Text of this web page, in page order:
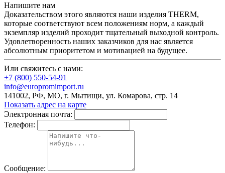
Напишите нам
Доказательством этого являются наши изделия THERM,
которые соответствуют всем положениям норм, а каждый
экземпляр изделий проходит тщательный выходной контроль.
Удовлетворенность наших заказчиков для нас является
абсолютным приоритетом и мотивацией на будущее.
Или свяжитесь с нами:
+7 (800) 550-54-91
info@europromimport.ru
141002, РФ, МО, г. Мытищи, ул. Комарова, стр. 14
Показать адрес на карте
Электронная почта:
Телефон:
Сообщение: